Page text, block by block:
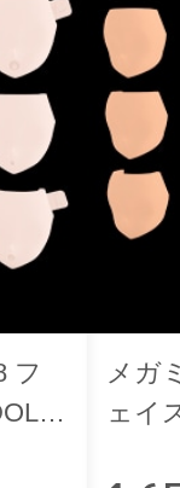
フ
メガ
ェイ